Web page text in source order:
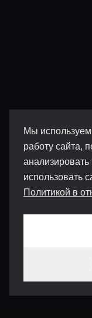
Мы
работу сайта,
использовать
Политикой в